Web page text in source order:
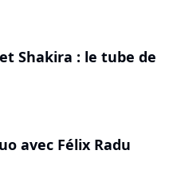
Shakira : le tube de
avec Félix Radu